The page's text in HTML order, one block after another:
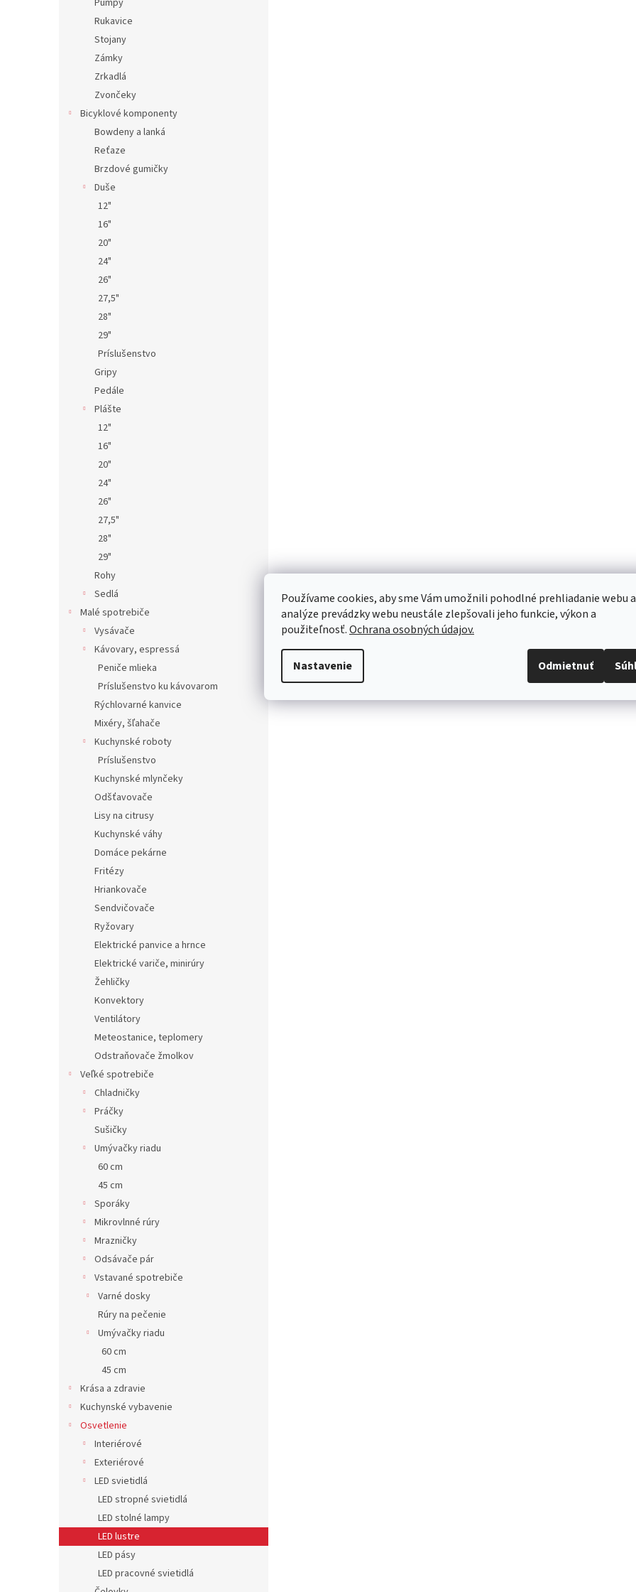
Používame cookies, aby sme Vám umožnili pohodlné prehliadanie webu
analýze prevádzky webu neustále zlepšovali jeho funkcie, výkon a
použiteľnosť.Ochrana osobných údajov.
Nastavenie Odmietnuť
Pumpy
Rukavice
Stojany
Zámky
Zrkadlá
Zvončeky
Bicyklové komponenty
Bowdeny a lanká
Reťaze
Brzdové gumičky
Duše
12"
16"
20"
24"
26"
27,5"
28"
29"
Príslušenstvo
Gripy
Pedále
Plášte
12"
16"
20"
24"
26"
27,5"
28"
29"
Rohy
Sedlá
Malé spotrebiče
Vysávače
Kávovary, espressá
Peniče mlieka
Príslušenstvo ku kávovarom
Rýchlovarné kanvice
Mixéry, šľahače
Kuchynské roboty
Príslušenstvo
Kuchynské mlynčeky
Odšťavovače
Lisy na citrusy
Kuchynské váhy
Domáce pekárne
Fritézy
Hriankovače
Sendvičovače
Ryžovary
Elektrické panvice a hrnce
Elektrické variče, minirúry
Žehličky
Konvektory
Ventilátory
Meteostanice, teplomery
Odstraňovače žmolkov
Veľké spotrebiče
Chladničky
Práčky
Sušičky
Umývačky riadu
60 cm
45 cm
Sporáky
Mikrovlnné rúry
Mrazničky
Odsávače pár
Vstavané spotrebiče
Varné dosky
Rúry na pečenie
Umývačky riadu
60 cm
45 cm
Krása a zdravie
Kuchynské vybavenie
Osvetlenie
Interiérové
Exteriérové
LED svietidlá
LED stropné svietidlá
LED stolné lampy
LED lustre
LED pásy
LED pracovné svietidlá